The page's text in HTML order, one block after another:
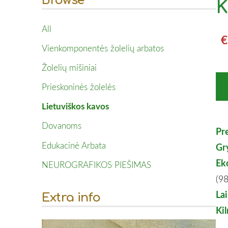
All
Vienkomponentės žolelių arbatos
Žolelių mišiniai
Prieskoninės žolelės
Lietuviškos kavos
Dovanoms
Edukacinė Arbata
NEUROGRAFIKOS PIEŠIMAS
Extra info